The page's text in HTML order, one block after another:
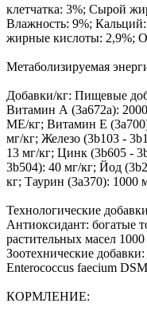
клетчатка: 3%; Сырой
Влажность: 9%;
жирные кислоты: 2,9%;
Метаболизируемая
Добавки/кг: Пищевые
Витамин А (3а672а):
МЕ/кг; Витамин Е
мг/кг; Железо (3b103 -
13 мг/кг; Цинк (3b605 -
3b504): 40 мг/кг; Йод
кг; Таурин (3a370): 1000
Технологические
Антиоксидант: богатые
растительных масел 1000
Зоотехнические
Enterococcus faecium
КОРМЛЕНИЕ: